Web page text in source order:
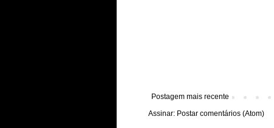
Postagem mais recente
Assinar: Postar comentários (Atom)